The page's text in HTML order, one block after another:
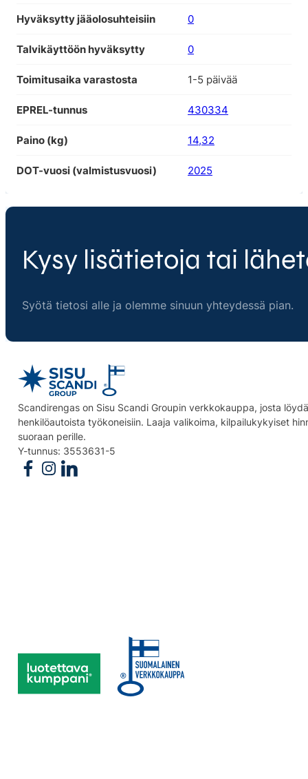
Hyväksytty jääolosuhteisiin 0
Talvikäyttöön hyväksytty 0
Toimitusaika varastosta 1-5 päivää
EPREL-tunnus 430334
Paino (kg) 14,32
DOT-vuosi (valmistusvuosi) 2025
Kysy lisätietoja tai
Syötä tietosi alle ja olemme sinuun yhteydessä pian.
Scandirengas on Sisu Scandi Groupin verkkokauppa, josta
henkilöautoista työkoneisiin. Laaja valikoima, kilpailukykyiset
suoraan perille.
Y-tunnus: 3553631-5
Follow us on Facebook
Follow us on Instagram
Follow us on Linkedin